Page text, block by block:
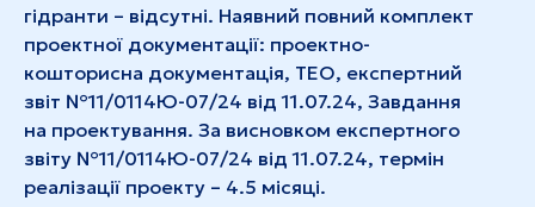
гідранти – відсутні. Наявний повний комплект
проектної документації: проектно-
кошторисна документація, ТЕО, експертний
звіт №11/0114Ю-07/24 від 11.07.24, Завдання
на проектування. За висновком експертного
звіту №11/0114Ю-07/24 від 11.07.24, термін
реалізації проекту – 4.5 місяці.